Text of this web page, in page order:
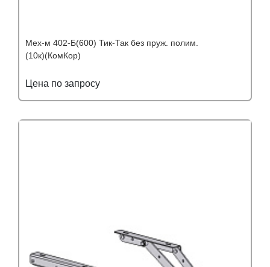
Мех-м 402-Б(600) Тик-Так без пруж. полим.
(10к)(КомКор)
Цена по запросу